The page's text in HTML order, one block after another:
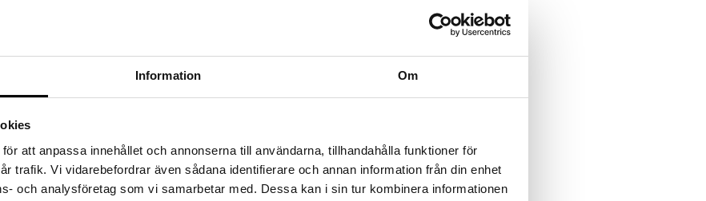
Information Om
att anpassa innehållet och annonserna till användarna, tillhandahålla funktioner för
trafik. Vi vidarebefordrar även sådana identifierare och annan information från din enhet
och analysföretag som vi samarbetar med. Dessa kan i sin tur kombinera informationen
käyttää yhtäjaksoisesti 30 päivän ajan.
linssien säilytyksen, käsittelyn ja käytön
+8,00
A